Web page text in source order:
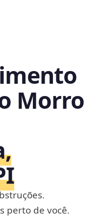
Morro
perto de você.